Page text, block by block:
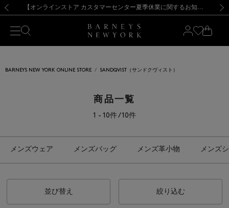
新規登録のお客様も対象！＜MY BARNEYS＞会員のお客様は11,000円（税込）以上のお買上げで常時送料無料！お買い物の際は会員登録を！
【夏季休業に伴う出荷一時停止のお知らせ】(2026.8.7) 【オンラインストア カスタマーセンター夏季休業に関するお知らせ】（2026.8.7）
【夏季休業に伴う返品・交換承り一時停止のお知らせ】（2026.8.5）
熊本県を中心とした地震の影響によるお荷物のお届けについて
【開催中】SUMMER SALEのご案内・ご注意事項 新規登録のお客様も対象！＜MY BARNEYS＞会員のお客様は11,000円（税込）以上のお買上げで常時送料無料！お買い物の際は会員登録を！
【夏季休業に伴う出荷一時停止のお知らせ】(2026.8.7)
BARNEYS NEW YORK ONLINE STORE SANDQVIST（サンドクヴィスト）
商品一覧
1 - 10件 / 10件
メンズウェア メンズバッグ メンズ革小物 メンズ
並び替え 絞り込む